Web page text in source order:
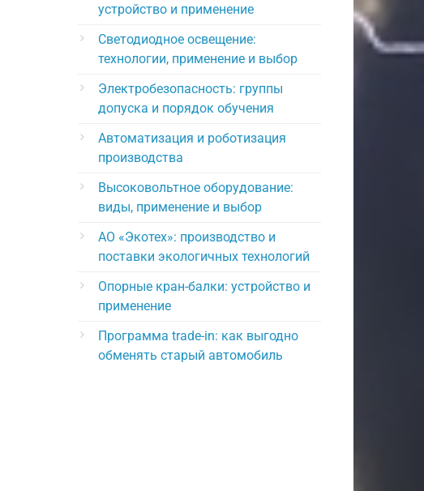
устройство и применение
Светодиодное освещение:
технологии, применение и выбор
Электробезопасность: группы
допуска и порядок обучения
Автоматизация и роботизация
производства
Высоковольтное оборудование:
виды, применение и выбор
АО «Экотех»: производство и
поставки экологичных технологий
Опорные кран-балки: устройство и
применение
Программа trade-in: как выгодно
обменять старый автомобиль